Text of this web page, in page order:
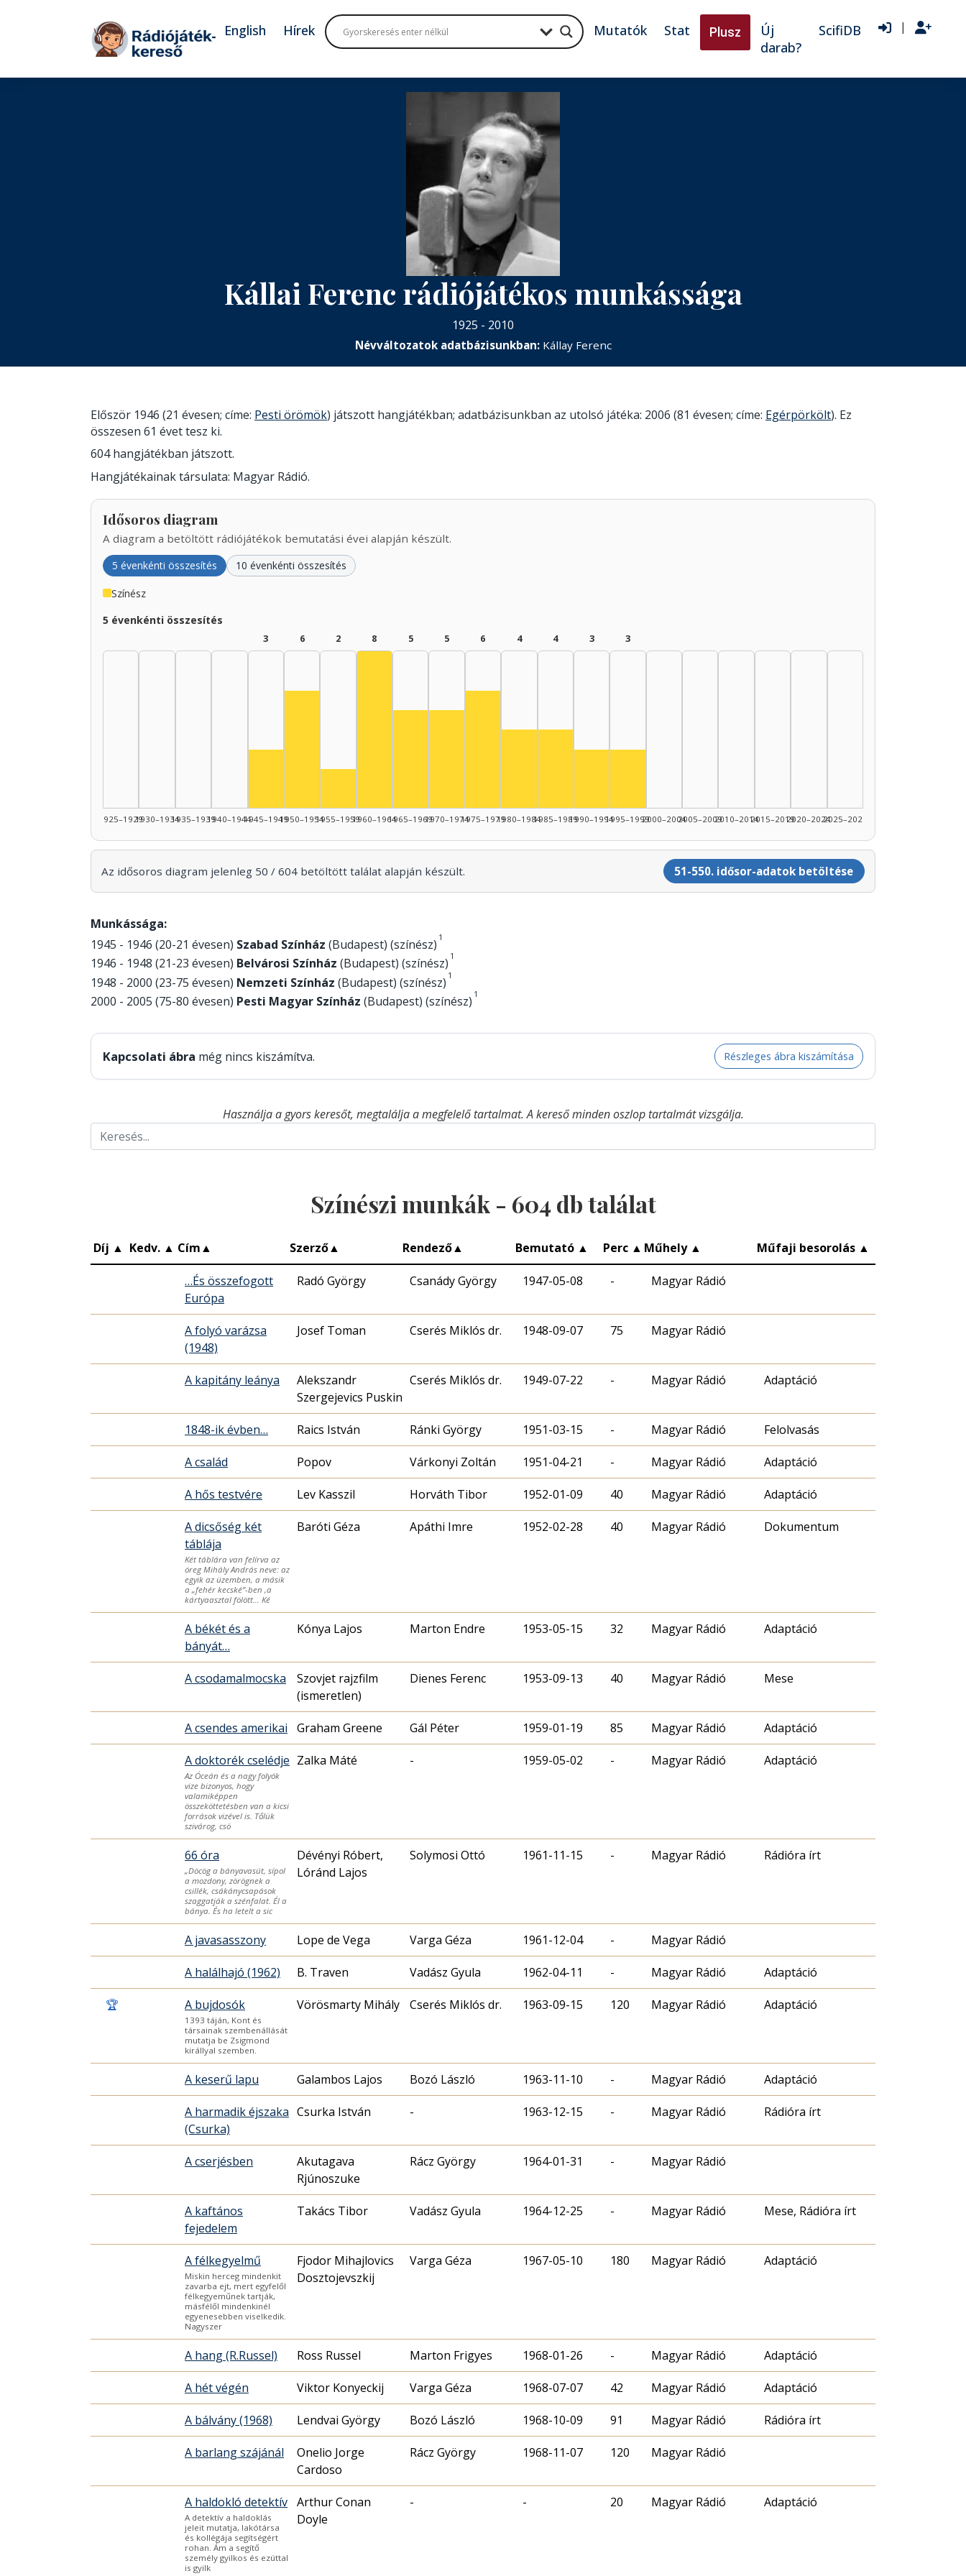
Tovább a tartalomhoz
English Hírek Mutatók Stat Plusz
Új
darab?
ScifiDB |
Kállai Ferenc rádiójátékos munkássága
1925 - 2010
Névváltozatok adatbázisunkban: Kállay Ferenc
Először 1946 (21 évesen; címe: Pesti örömök) játszott hangjátékban; adatbázisunkban az utolsó játéka: 2006 (81 évesen; címe: Egérpörkölt). Ez
összesen 61 évet tesz ki.
604 hangjátékban játszott.
Hangjátékainak társulata: Magyar Rádió.
Idősoros diagram
A diagram a betöltött rádiójátékok bemutatási évei alapján készült.
5 évenkénti összesítés 10 évenkénti összesítés
Színész
5 évenkénti összesítés
1925–19291930–19341935–19391940–1944
3
1945–1949
6
1950–1954
2
1955–1959
8
1960–1964
5
1965–1969
5
1970–1974
6
1975–1979
4
1980–1984
4
1985–1989
3
1990–1994
3
1995–19992000–20042005–20092010–20142015–20192020–20242025–2026
Az idősoros diagram jelenleg 50 / 604 betöltött találat alapján készült. 51-550. idősor-adatok betöltése
Munkássága:
1945 - 1946 (20-21 évesen) Szabad Színház (Budapest) (színész) 1
1946 - 1948 (21-23 évesen) Belvárosi Színház (Budapest) (színész) 1
1948 - 2000 (23-75 évesen) Nemzeti Színház (Budapest) (színész) 1
2000 - 2005 (75-80 évesen) Pesti Magyar Színház (Budapest) (színész) 1
Kapcsolati ábra még nincs kiszámítva. Részleges ábra kiszámítása
Használja a gyors keresőt, megtalálja a megfelelő tartalmat. A kereső minden oszlop tartalmát vizsgálja.
Színészi munkák - 604 db találat
Díj ▲ Kedv. ▲ Cím▲ Szerző▲ Rendező▲ Bemutató ▲ Perc ▲ Műhely ▲ Műfaji besorolás ▲
…És összefogott
Európa
Radó György Csanády György 1947-05-08 - Magyar Rádió
A folyó varázsa
(1948)
Josef Toman Cserés Miklós dr. 1948-09-07 75 Magyar Rádió
A kapitány leánya
Alekszandr
Szergejevics Puskin
Cserés Miklós dr. 1949-07-22 - Magyar Rádió Adaptáció
1848-ik évben… Raics István Ránki György 1951-03-15 - Magyar Rádió Felolvasás
A család Popov Várkonyi Zoltán 1951-04-21 - Magyar Rádió Adaptáció
A hős testvére Lev Kasszil 1952-01-09 40 Magyar Rádió Adaptáció
A dicsőség két
táblája
Két táblára van felírva az
öreg Mihály András neve: az
egyik az üzemben, a másik
a „fehér kecské”-ben ,a
kártyaasztal fölött… Ké
Baróti Géza Apáthi Imre 1952-02-28 40 Magyar Rádió Dokumentum
A békét és a
bányát…
Kónya Lajos Marton Endre 1953-05-15 32 Magyar Rádió Adaptáció
A csodamalmocska
Szovjet rajzfilm
(ismeretlen)
Dienes Ferenc 1953-09-13 40 Magyar Rádió Mese
A csendes amerikai Graham Greene Gál Péter 1959-01-19 85 Magyar Rádió Adaptáció
A doktorék cselédje
Az Óceán és a nagy folyók
vize bizonyos, hogy
valamiképpen
összeköttetésben van a kicsi
források vizével is. Tőlük
szivárog, csö
Zalka Máté - 1959-05-02 - Magyar Rádió Adaptáció
66 óra
„Döcög a bányavasút, sípol
a mozdony, zörögnek a
csillék, csákánycsapások
szaggatják a szénfalat. Él a
bánya. És ha letelt a sic
Dévényi Róbert,
Lóránd Lajos
Solymosi Ottó 1961-11-15 - Magyar Rádió Rádióra írt
A javasasszony Lope de Vega Varga Géza 1961-12-04 - Magyar Rádió
A halálhajó (1962) B. Traven Vadász Gyula 1962-04-11 - Magyar Rádió Adaptáció
🏆 A bujdosók
1393 táján, Kont és
társainak szembenállását
mutatja be Zsigmond
királlyal szemben.
Vörösmarty Mihály Cserés Miklós dr. 1963-09-15 120 Magyar Rádió Adaptáció
A keserű lapu Galambos Lajos Bozó László 1963-11-10 - Magyar Rádió Adaptáció
A harmadik éjszaka
(Csurka)
Csurka István - 1963-12-15 - Magyar Rádió Rádióra írt
A cserjésben
Akutagava
Rjúnoszuke
Rácz György 1964-01-31 - Magyar Rádió
A kaftános
fejedelem
Takács Tibor Vadász Gyula 1964-12-25 - Magyar Rádió Mese, Rádióra írt
A félkegyelmű
Miskin herceg mindenkit
zavarba ejt, mert egyfelől
félkegyeműnek tartják,
másfélől mindenkinél
egyenesebben viselkedik.
Nagyszer
Fjodor Mihajlovics
Dosztojevszkij
Varga Géza 1967-05-10 180 Magyar Rádió Adaptáció
A hang (R.Russel) Ross Russel Marton Frigyes 1968-01-26 - Magyar Rádió Adaptáció
A hét végén Viktor Konyeckij Varga Géza 1968-07-07 42 Magyar Rádió Adaptáció
A bálvány (1968) Lendvai György Bozó László 1968-10-09 91 Magyar Rádió Rádióra írt
A barlang szájánál
Onelio Jorge
Cardoso
Rácz György 1968-11-07 120 Magyar Rádió
A haldokló detektív
A detektív a haldoklás
jeleit mutatja, lakótársa
és kollégája segítségért
rohan. Ám a segítő
személy gyilkos és ezúttal
is gyilk
Arthur Conan
Doyle
- - 20 Magyar Rádió Adaptáció